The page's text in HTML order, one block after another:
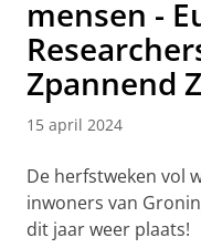
mensen -
Zpannend
15 april 2024
De herfstweken vol
inwoners van
dit jaar weer plaats!